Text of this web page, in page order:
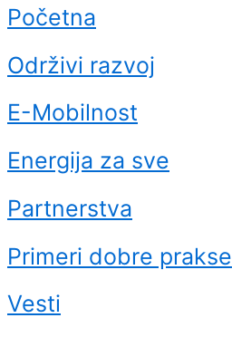
Početna
Održivi razvoj
E-Mobilnost
Energija za sve
Partnerstva
Primeri dobre prakse
Vesti